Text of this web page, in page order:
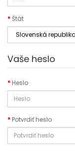
Štát
Vaše heslo
Heslo
Potvrdiť heslo